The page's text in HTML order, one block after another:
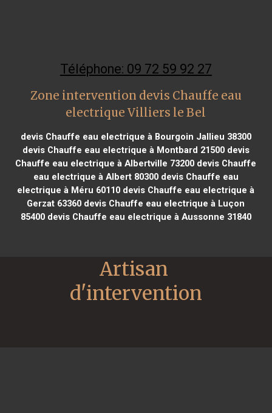
Téléphone: 09 72 59 92 27
Zone intervention devis Chauffe eau
electrique Villiers le Bel
devis Chauffe eau electrique à Bourgoin Jallieu 38300
devis Chauffe eau electrique à Montbard 21500devis
Chauffe eau electrique à Albertville 73200 devis Chauffe
eau electrique à Albert 80300devis Chauffe eau
electrique à Méru 60110 devis Chauffe eau electrique à
Gerzat 63360 devis Chauffe eau electrique à Luçon
85400devis Chauffe eau electrique à Aussonne 31840
Artisan
d'intervention